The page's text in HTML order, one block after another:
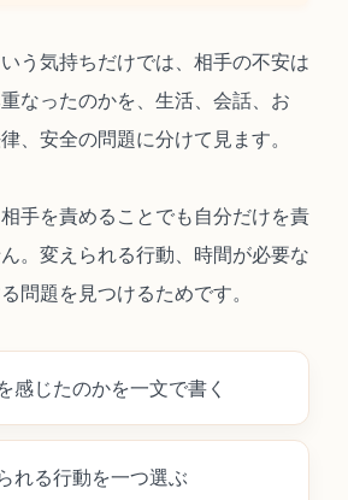
う気持ちだけでは、相手の不安は
なったのかを、生活、会話、お
、安全の問題に分けて見ます。
手を責めることでも自分だけを責
。変えられる行動、時間が必要な
問題を見つけるためです。
感じたのかを一文で書く
れる行動を一つ選ぶ